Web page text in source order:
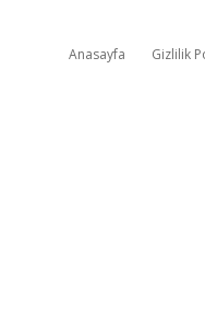
Anasayfa Gizlilik